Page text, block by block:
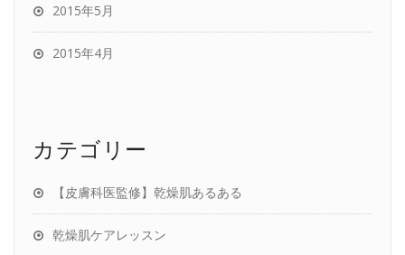
2015年5月
2015年4月
カテゴリー
【皮膚科医監修】乾燥肌あるある
乾燥肌ケアレッスン